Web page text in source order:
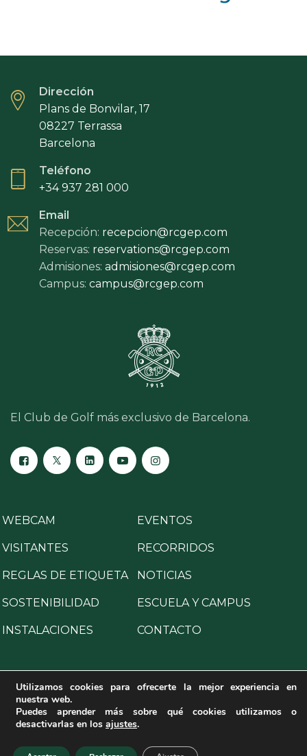
Dirección
Plans de Bonvilar, 17
08227 Terrassa
Barcelona
Teléfono
+34 937 281 000
Email
Recepción: recepcion@rcgep.com
Reservas: reservations@rcgep.com
Admisiones: admisiones@rcgep.com
Campus: campus@rcgep.com
El Club de Golf más exclusivo de Barcelona.
WEBCAM EVENTOS
VISITANTES RECORRIDOS
REGLAS DE ETIQUETA NOTICIAS
SOSTENIBILIDAD ESCUELA Y CAMPUS
INSTALACIONES CONTACTO
Copyright © 2025 All Rights Reserved.
Utilizamos cookies para ofrecerte la mejor experiencia en
nuestra web.
Puedes aprender más sobre qué cookies utilizamos o
desactivarlas en los ajustes.